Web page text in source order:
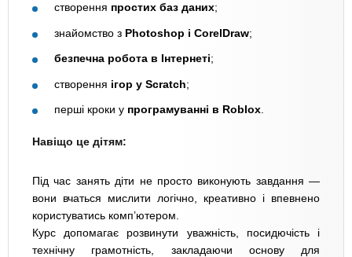
створення простих баз даних;
знайомство з Photoshop і CorelDraw;
безпечна робота в Інтернеті;
створення ігор у Scratch;
перші кроки у програмуванні в Roblox
Навіщо це дітям:
Під час занять діти не просто виконують завдання —
вони вчаться мислити логічно, креативно і впевнено
користуватись комп’ютером.
Курс допомагає розвинути уважність, посидючість і
технічну грамотність, закладаючи основу для